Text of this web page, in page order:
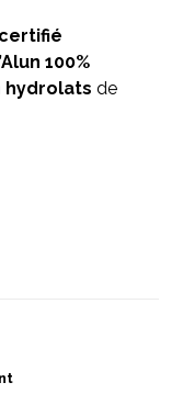
certifié
100%
hydrolats de